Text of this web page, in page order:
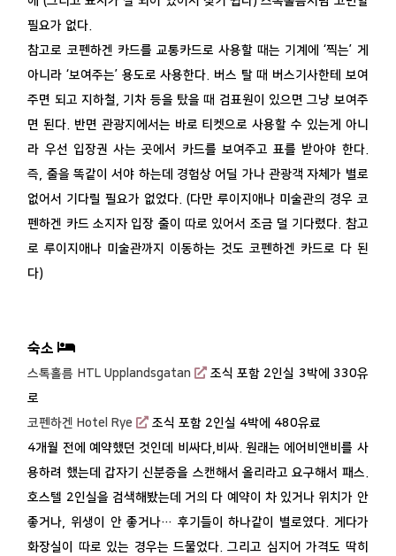
필요가 없다.
참고로 코펜하겐 카드를 교통카드로 사용할 때는 기계에 ‘찍는’ 게
아니라 ‘보여주는’ 용도로 사용한다. 버스 탈 때 버스기사한테 보여
주면 되고 지하철, 기차 등을 탔을 때 검표원이 있으면 그냥 보여주
면 된다. 반면 관광지에서는 바로 티켓으로 사용할 수 있는게 아니
라 우선 입장권 사는 곳에서 카드를 보여주고 표를 받아야 한다.
즉, 줄을 똑같이 서야 하는데 경험상 어딜 가나 관광객 자체가 별로
없어서 기다릴 필요가 없었다. (다만 루이지애나 미술관의 경우 코
펜하겐 카드 소지자 입장 줄이 따로 있어서 조금 덜 기다렸다. 참고
로 루이지애나 미술관까지 이동하는 것도 코펜하겐 카드로 다 된
다)
숙소
스톡홀름 HTL Upplandsgatan
조식 포함 2인실 3박에 330유
로
코펜하겐 Hotel Rye
조식 포함 2인실 4박에 480유료
4개월 전에 예약했던 것인데 비싸다,비싸. 원래는 에어비앤비를 사
용하려 했는데 갑자기 신분증을 스캔해서 올리라고 요구해서 패스.
호스텔 2인실을 검색해봤는데 거의 다 예약이 차 있거나 위치가 안
좋거나, 위생이 안 좋거나… 후기들이 하나같이 별로였다. 게다가
화장실이 따로 있는 경우는 드물었다. 그리고 심지어 가격도 딱히